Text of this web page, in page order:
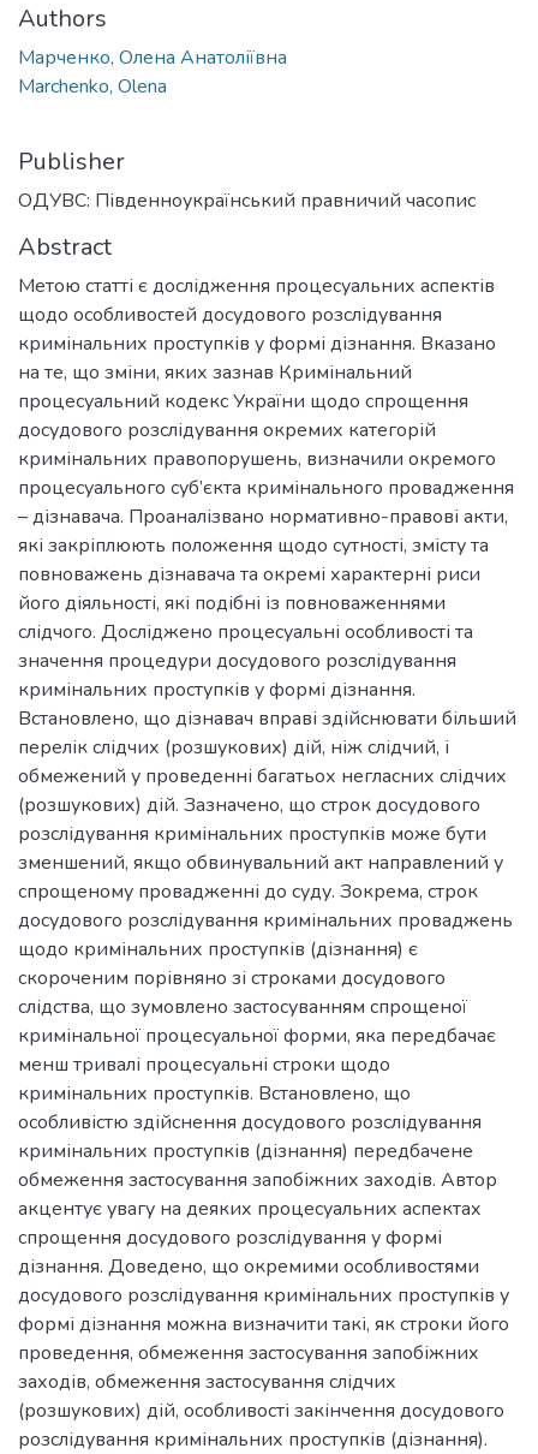
Authors
Марченко, Олена Анатоліївна
Marchenko, Olena
Publisher
ОДУВС: Південноукраїнський правничий часопис
Abstract
Метою статті є дослідження процесуальних аспектів
щодо особливостей досудового розслідування
кримінальних проступків у формі дізнання. Вказано
на те, що зміни, яких зазнав Кримінальний
процесуальний кодекс України щодо спрощення
досудового розслідування окремих категорій
кримінальних правопорушень, визначили окремого
процесуального суб’єкта кримінального провадження
– дізнавача. Проаналізвано нормативно-правові акти,
які закріплюють положення щодо сутності, змісту та
повноважень дізнавача та окремі характерні риси
його діяльності, які подібні із повноваженнями
слідчого. Досліджено процесуальні особливості та
значення процедури досудового розслідування
кримінальних проступків у формі дізнання.
Встановлено, що дізнавач вправі здійснювати більший
перелік слідчих (розшукових) дій, ніж слідчий, і
обмежений у проведенні багатьох негласних слідчих
(розшукових) дій. Зазначено, що строк досудового
розслідування кримінальних проступків може бути
зменшений, якщо обвинувальний акт направлений у
спрощеному провадженні до суду. Зокрема, строк
досудового розслідування кримінальних проваджень
щодо кримінальних проступків (дізнання) є
скороченим порівняно зі строками досудового
слідства, що зумовлено застосуванням спрощеної
кримінальної процесуальної форми, яка передбачає
менш тривалі процесуальні строки щодо
кримінальних проступків. Встановлено, що
особливістю здійснення досудового розслідування
кримінальних проступків (дізнання) передбачене
обмеження застосування запобіжних заходів. Автор
акцентує увагу на деяких процесуальних аспектах
спрощення досудового розслідування у формі
дізнання. Доведено, що окремими особливостями
досудового розслідування кримінальних проступків у
формі дізнання можна визначити такі, як строки його
проведення, обмеження застосування запобіжних
заходів, обмеження застосування слідчих
(розшукових) дій, особливості закінчення досудового
розслідування кримінальних проступків (дізнання).